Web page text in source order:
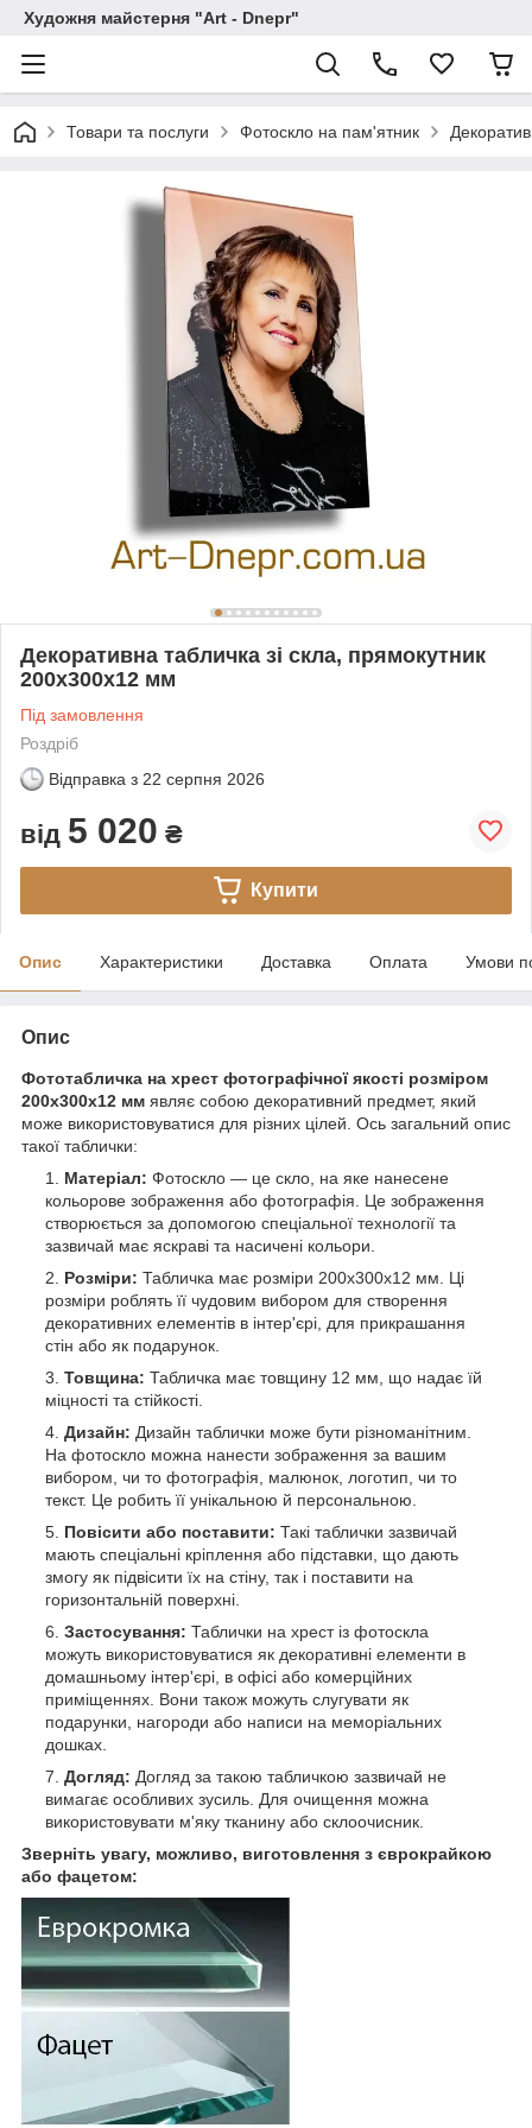
Художня майстерня "Art - Dnepr"
Товари та послуги Фотоскло на пам'ятник
Декоративна табличка зі скла, прямокутник
200х300х12 мм
Під замовлення
Роздріб
Відправка з 22 серпня 2026
від 5 020 ₴
Купити
Опис Характеристики Доставка Оплата Умови
Опис
Фототабличка на хрест фотографічної якості розміром
200х300x12 мм являє собою декоративний предмет, який
може використовуватися для різних цілей. Ось загальний опис
такої таблички:
Матеріал: Фотоскло — це скло, на яке нанесене
кольорове зображення або фотографія. Це зображення
створюється за допомогою спеціальної технології та
зазвичай має яскраві та насичені кольори.
Розміри: Табличка має розміри 200х300x12 мм. Ці
розміри роблять її чудовим вибором для створення
декоративних елементів в інтер'єрі, для прикрашання
стін або як подарунок.
Товщина: Табличка має товщину 12 мм, що надає їй
міцності та стійкості.
Дизайн: Дизайн таблички може бути різноманітним.
На фотоскло можна нанести зображення за вашим
вибором, чи то фотографія, малюнок, логотип, чи то
текст. Це робить її унікальною й персональною.
Повісити або поставити: Такі таблички зазвичай
мають спеціальні кріплення або підставки, що дають
змогу як підвісити їх на стіну, так і поставити на
горизонтальній поверхні.
Застосування: Таблички на хрест із фотоскла
можуть використовуватися як декоративні елементи в
домашньому інтер'єрі, в офісі або комерційних
приміщеннях. Вони також можуть слугувати як
подарунки, нагороди або написи на меморіальних
дошках.
Догляд: Догляд за такою табличкою зазвичай не
вимагає особливих зусиль. Для очищення можна
використовувати м'яку тканину або склоочисник.
Зверніть увагу, можливо, виготовлення з єврокрайкою
або фацетом: